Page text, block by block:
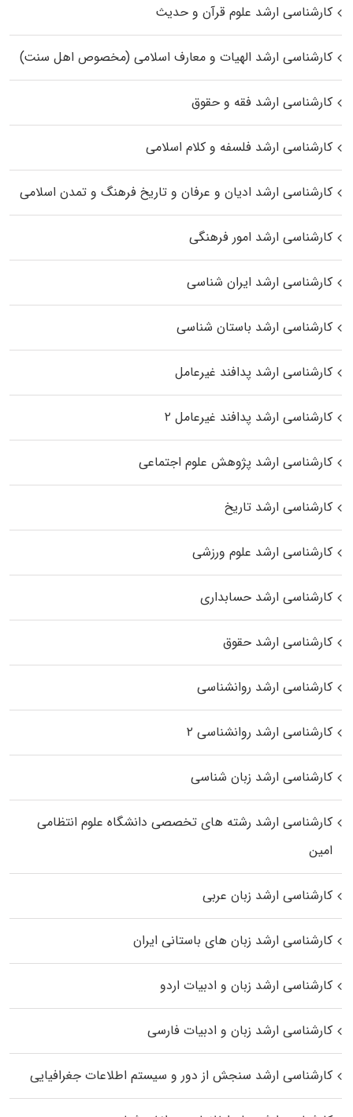
کارشناسی ارشد علوم قرآن و حدیث
کارشناسی ارشد الهیات و معارف اسلامی (مخصوص اهل سنت)
کارشناسی ارشد فقه و حقوق
کارشناسی ارشد فلسفه و کلام اسلامی
کارشناسی ارشد ادیان و عرفان و تاریخ فرهنگ و تمدن اسلامی
کارشناسی ارشد امور فرهنگی
کارشناسی ارشد ایران شناسی
کارشناسی ارشد باستان شناسی
کارشناسی ارشد پدافند غیرعامل
کارشناسی ارشد پدافند غیرعامل ۲
کارشناسی ارشد پژوهش علوم اجتماعی
کارشناسی ارشد تاریخ
کارشناسی ارشد علوم ورزشی
کارشناسی ارشد حسابداری
کارشناسی ارشد حقوق
کارشناسی ارشد روانشناسی
کارشناسی ارشد روانشناسی ۲
کارشناسی ارشد زبان شناسی
کارشناسی ارشد رﺷﺘﻪ ﻫﺎی تخصصی داﻧﺸﮕﺎه ﻋﻠﻮم انتظامی
اﻣﻴﻦ
کارشناسی ارشد زبان عربی
کارشناسی ارشد زبان‌ های باستانی ایران
کارشناسی ارشد زبان و ادبیات اردو
کارشناسی ارشد زبان و ادبیات فارسی
کارشناسی ارشد سنجش از دور و سیستم اطلاعات جغرافیایی